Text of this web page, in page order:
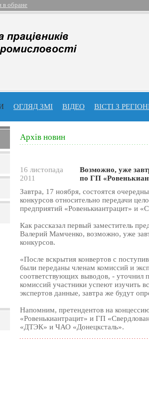
в обране
ОГЛЯД ЗМІ ВІДЕО ВІСТІ З
Архів новин
16 листопада
2011
Возможно, уже
по ГП
Завтра, 17 ноября, состоятся
конкурсов относительно передачи
предприятий «Ровенькиантрацит» и
Как рассказал первый заместитель
Валерий Мамченко, возможно, уже
конкурсов.
«После вскрытия конвертов с
были переданы членам комиссий и
соответствующих выводов, - уточнил
комиссий участники успеют изучить
экспертов данные, завтра же будут
Напомним, претендентов на
«Ровенькиантрацит» и ГП
«ДТЭК» и ЧАО «Донецксталь».